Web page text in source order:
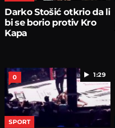
Darko Stošić otkrio da li
bi se borio protiv Kro
Kapa
1:29
0
SPORT